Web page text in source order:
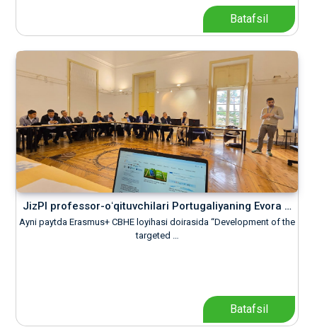
Batafsil
JizPI professor-oʻqituvchilari Portugaliyaning Evora …
Ayni paytda Erasmus+ CBHE loyihasi doirasida “Development of the
targeted …
Batafsil